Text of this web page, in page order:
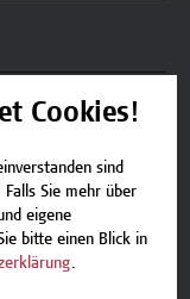
Cookies!
sind
Sie mehr über
eigene
bitte einen Blick in
.